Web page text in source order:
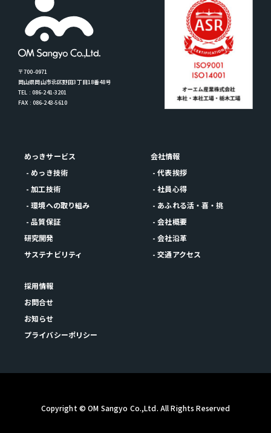
〒700-0971
岡山県岡山市北区野田3丁目18番48号
TEL : 086-241-3201
FAX : 086-243-5610
めっきサービス
- めっき技術
- 加工技術
- 環境への取り組み
- 品質保証
研究開発
サステナビリティ
会社情報
- 代表挨拶
- 社員心得
- あふれる活・喜・挑
- 会社概要
- 会社沿革
- 交通アクセス
採用情報
お問合せ
お知らせ
プライバシーポリシー
Copyright © OM Sangyo Co.,Ltd. All Rights Reserved